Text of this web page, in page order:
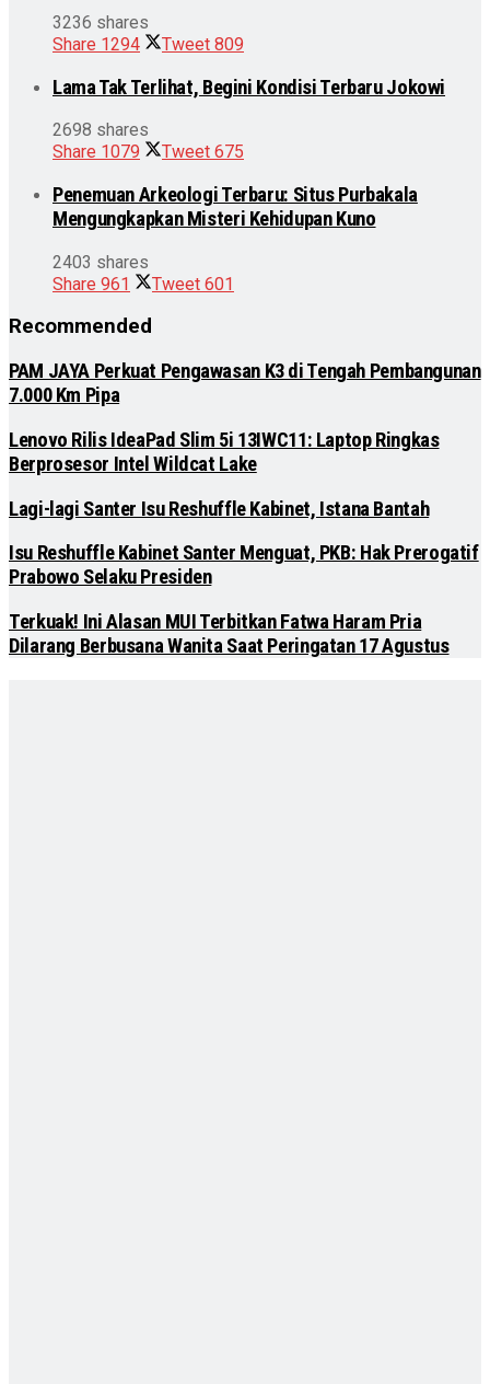
3236 shares
Share 1294 Tweet 809
Lama Tak Terlihat, Begini Kondisi Terbaru Jokowi
2698 shares
Share 1079 Tweet 675
Penemuan Arkeologi Terbaru: Situs Purbakala
Mengungkapkan Misteri Kehidupan Kuno
2403 shares
Share 961 Tweet 601
Recommended
PAM JAYA Perkuat Pengawasan K3 di Tengah Pembangunan
7.000 Km Pipa
Lenovo Rilis IdeaPad Slim 5i 13IWC11: Laptop Ringkas
Berprosesor Intel Wildcat Lake
Lagi-lagi Santer Isu Reshuffle Kabinet, Istana Bantah
Isu Reshuffle Kabinet Santer Menguat, PKB: Hak Prerogatif
Prabowo Selaku Presiden
Terkuak! Ini Alasan MUI Terbitkan Fatwa Haram Pria
Dilarang Berbusana Wanita Saat Peringatan 17 Agustus